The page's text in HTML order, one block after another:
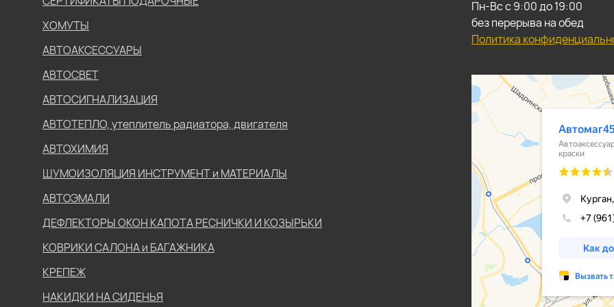
ХОМУТЫ
АВТОАКСЕССУАРЫ
АВТОСВЕТ
АВТОСИГНАЛИЗАЦИЯ
АВТОТЕПЛО, утеплитель радиатора, двигателя
АВТОХИМИЯ
ШУМОИЗОЛЯЦИЯ ИНСТРУМЕНТ и МАТЕРИАЛЫ
АВТОЭМАЛИ
ДЕФЛЕКТОРЫ ОКОН КАПОТА РЕСНИЧКИ И КОЗЫРЬКИ
КОВРИКИ САЛОНА и БАГАЖНИКА
КРЕПЕЖ
НАКИДКИ НА СИДЕНЬЯ
Пн-Вс с 9:00 до 19:00
без перерыва на обед
Политика